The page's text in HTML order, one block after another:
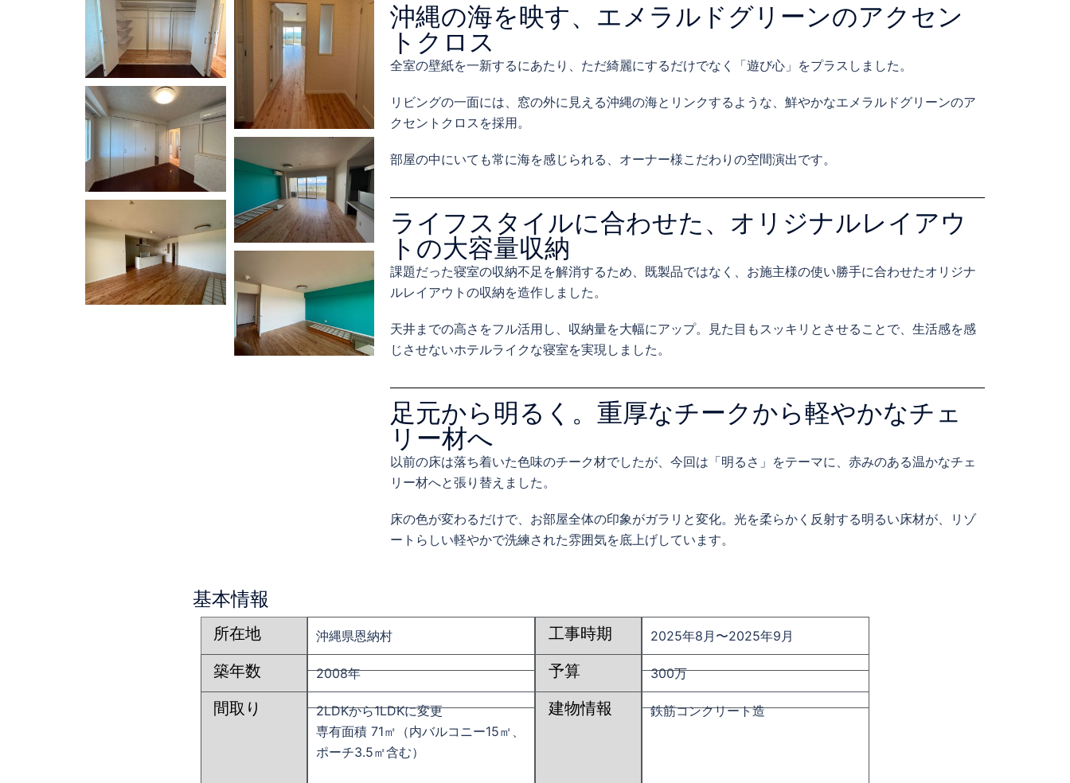
沖縄の海を映す、エメラルドグリーンのアクセン
トクロス
全室の壁紙を一新するにあたり、ただ綺麗にするだけでなく「遊び心」をプラスしました。
リビングの一面には、窓の外に見える沖縄の海とリンクするような、鮮やかなエメラルドグリーンのア
クセントクロスを採用。
部屋の中にいても常に海を感じられる、オーナー様こだわりの空間演出です。
ライフスタイルに合わせた、オリジナルレイアウ
トの大容量収納
課題だった寝室の収納不足を解消するため、既製品ではなく、お施主様の使い勝手に合わせたオリジナ
ルレイアウトの収納を造作しました。
天井までの高さをフル活用し、収納量を大幅にアップ。見た目もスッキリとさせることで、生活感を感
じさせないホテルライクな寝室を実現しました。
足元から明るく。重厚なチークから軽やかなチェ
リー材へ
以前の床は落ち着いた色味のチーク材でしたが、今回は「明るさ」をテーマに、赤みのある温かなチェ
リー材へと張り替えました。
床の色が変わるだけで、お部屋全体の印象がガラリと変化。光を柔らかく反射する明るい床材が、リゾ
ートらしい軽やかで洗練された雰囲気を底上げしています。
基本情報
所在地 沖縄県恩納村 工事時期 2025年8月〜2025年9月
築年数 2008年 予算 300万
間取り
2LDKから1LDKに変更
専有面積 71㎡（内バルコニー15㎡、
ポーチ3.5㎡含む）
建物情報 鉄筋コンクリート造